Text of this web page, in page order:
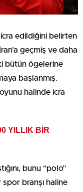
edildiğini belirten
geçmiş ve daha
bütün ögelerine
başlanmış.
halinde icra
YILLIK BİR
bunu “polo”
branşı haline